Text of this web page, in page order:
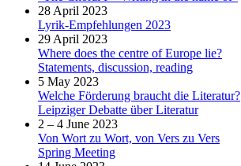
28 April 2023
Lyrik-Empfehlungen 2023
29 April 2023
Where does the centre of Europe lie?
Statements, discussion, reading
5 May 2023
Welche Förderung braucht die Literatur?
Leipziger Debatte über Literatur
2 – 4 June 2023
Von Wort zu Wort, von Vers zu Vers
Spring Meeting